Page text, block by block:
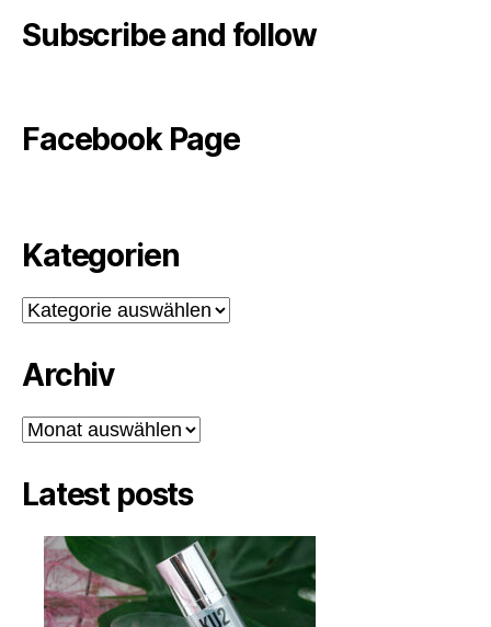
Subscribe and follow
Facebook Page
Kategorien
Kategorien
Archiv
Archiv
Latest posts